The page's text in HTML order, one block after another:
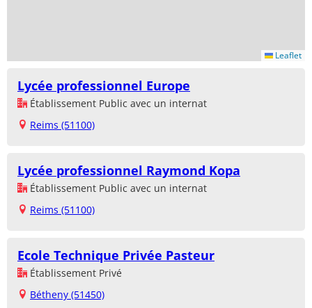
Leaflet
Lycée professionnel Europe
Établissement Public avec un internat
Reims (51100)
Lycée professionnel Raymond Kopa
Établissement Public avec un internat
Reims (51100)
Ecole Technique Privée Pasteur
Établissement Privé
Bétheny (51450)